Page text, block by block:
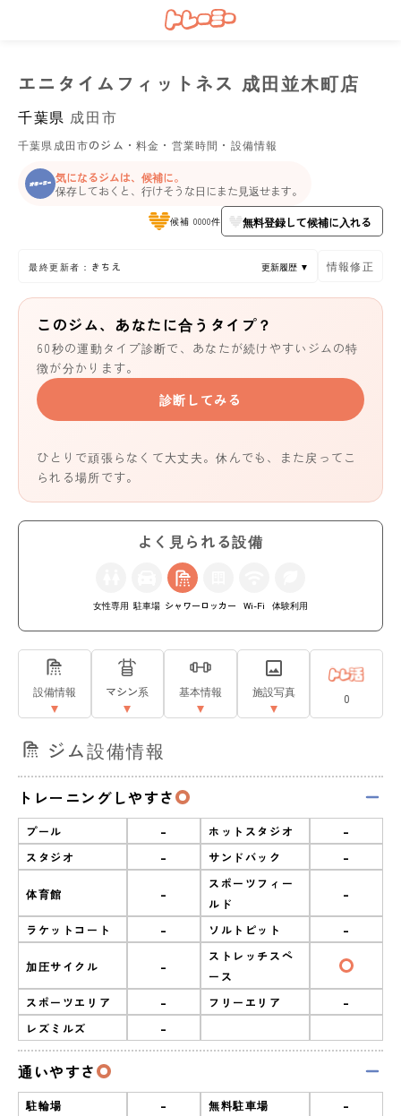
エニタイムフィットネス 成田並木町店
千葉県 成田市
千葉県成田市のジム・料金・営業時間・設備情報
気になるジムは、候補に。
保存しておくと、行けそうな日にまた見返せます。
候補 0000件 無料登録して候補に入れる
最終更新者：きちえ 更新履歴 ▼ 情報修正
このジム、あなたに合うタイプ？
60秒の運動タイプ診断で、あなたが続けやすいジムの特
徴が分かります。
診断してみる
ひとりで頑張らなくて大丈夫。休んでも、また戻ってこ
られる場所です。
よく見られる設備
女性専用 駐車場 シャワー ロッカー Wi-Fi 体験利用
設備情報 マシン系 基本情報 施設写真 0
ジム設備情報
トレーニングしやすさ
プール - ホットスタジオ -
スタジオ - サンドバック -
体育館 -
スポーツフィー
ルド
-
ラケットコート - ソルトピット -
加圧サイクル -
ストレッチスペ
ース
スポーツエリア
- フリーエリア -
レズミルズ -
通いやすさ
駐輪場 - 無料駐車場 -